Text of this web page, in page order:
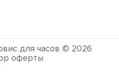
для часов © 2026
оферты